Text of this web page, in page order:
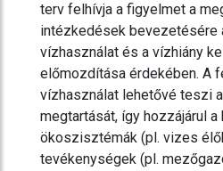
terv felhívja a figyelmet a
intézkedések bevezetésére
vízhasználat és a vízhiány
előmozdítása érdekében. A
vízhasználat lehetővé teszi
megtartását, így hozzájárul
ökoszisztémák (pl. vizes
tevékenységek (pl.